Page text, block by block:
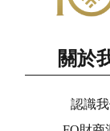
關於
認識